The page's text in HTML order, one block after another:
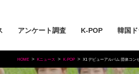
アンケート調査 K-POP 韓国
HOME Kニュース K-POP X1 デビューアルバム 団体コン